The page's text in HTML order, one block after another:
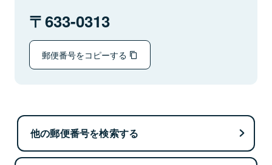
633-0313
郵便番号をコピーする
他の郵便番号を検索する